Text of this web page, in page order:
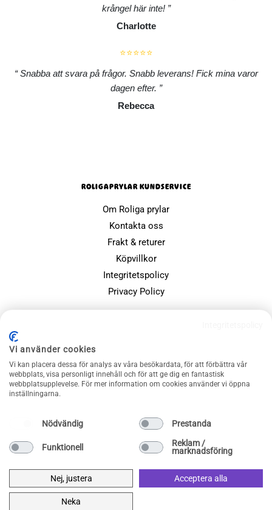
krångel här inte!
Charlotte
⭐⭐⭐⭐⭐
Snabba att svara på frågor. Snabb leverans! Fick mina varor
dagen efter.
Rebecca
ROLIGAPRYLAR KUNDSERVICE
Om Roliga prylar
Kontakta oss
Frakt & returer
Köpvillkor
Integritetspolicy
Privacy Policy
Julklappsspelet
Merchandise
Vi använder cookies
Vi kan placera dessa för analys av våra besökardata, för att förbättra vår
webbplats, visa personligt innehåll och för att ge dig en fantastisk
webbplatsupplevelse. För mer information om cookies använder vi öppna
inställningarna.
Nödvändig Prestanda
Funktionell
Reklam /
marknadsföring
Nej, justera Acceptera alla
Neka